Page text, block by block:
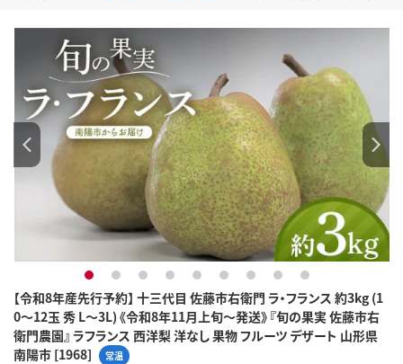
【令和8年産先行予約】 十三代目 佐藤市右衛門 ラ・フランス 約3kg (1
0～12玉 秀 L～3L) 《令和8年11月上旬～発送》 『旬の果実 佐藤市右
衛門農園』 ラフランス 西洋梨 洋なし 果物 フルーツ デザート 山形県
南陽市 [1968]
常温
1 2 3 4 5 6 7 8 9